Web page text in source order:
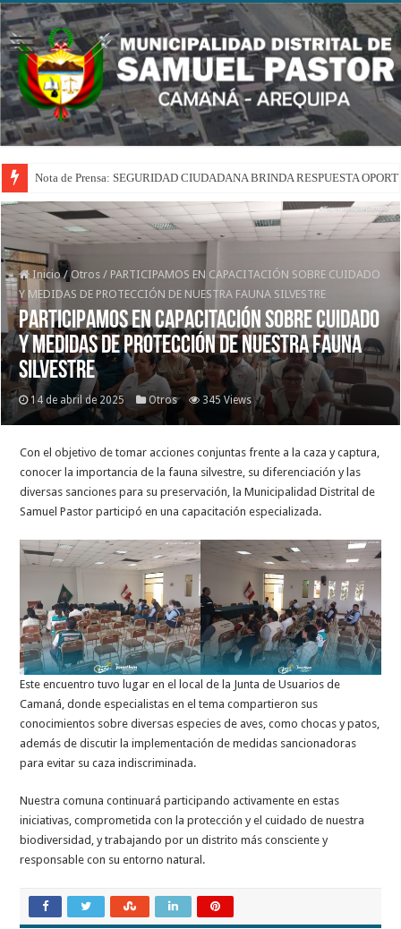
Nota de Prensa: SEGURIDAD CIUDADANA BRINDA RESPUESTA
Inicio / Otros / PARTICIPAMOS EN CAPACITACIÓN SOBRE CUIDADO
Y MEDIDAS DE PROTECCIÓN DE NUESTRA FAUNA SILVESTRE
PARTICIPAMOS EN CAPACITACIÓN SOBRE CUIDADO
Y MEDIDAS DE PROTECCIÓN DE NUESTRA FAUNA
SILVESTRE
14 de abril de 2025 Otros 345 Views
Con el objetivo de tomar acciones conjuntas frente a la caza y captura,
conocer la importancia de la fauna silvestre, su diferenciación y las
diversas sanciones para su preservación, la Municipalidad Distrital de
Samuel Pastor participó en una capacitación especializada.
Este encuentro tuvo lugar en el local de la Junta de Usuarios de
Camaná, donde especialistas en el tema compartieron sus
conocimientos sobre diversas especies de aves, como chocas y patos,
además de discutir la implementación de medidas sancionadoras
para evitar su caza indiscriminada.
Nuestra comuna continuará participando activamente en estas
iniciativas, comprometida con la protección y el cuidado de nuestra
biodiversidad, y trabajando por un distrito más consciente y
responsable con su entorno natural.